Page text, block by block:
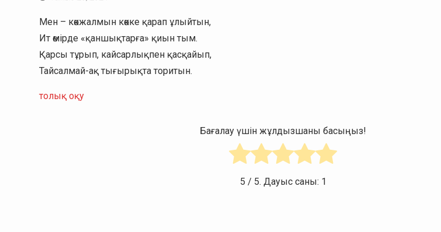
Мен – көкжалмын көкке қарап ұлыйтын,
Ит өмірде «қаншықтарға» қиын тым.
Қарсы тұрып, кайсарлықпен қасқайып,
Тайсалмай-ақ тығырықта торитын.
толық оқу
Бағалау үшін жұлдызшаны басыңыз!
5 / 5. Дауыс саны: 1